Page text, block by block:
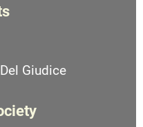
Giudice